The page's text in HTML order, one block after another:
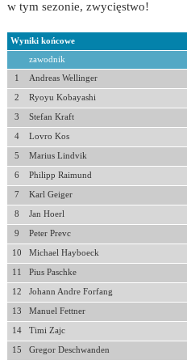
w tym sezonie, zwycięstwo!
Wyniki końcowe
zawodnik
1 Andreas Wellinger
2 Ryoyu Kobayashi
3 Stefan Kraft
4 Lovro Kos
5 Marius Lindvik
6 Philipp Raimund
7 Karl Geiger
8 Jan Hoerl
9 Peter Prevc
10 Michael Hayboeck
11 Pius Paschke
12 Johann Andre Forfang
13 Manuel Fettner
14 Timi Zajc
15 Gregor Deschwanden